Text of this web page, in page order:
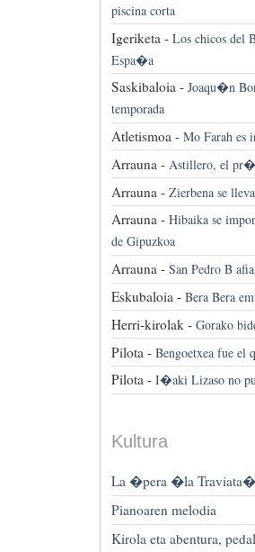
piscina corta
Igeriketa - Los chicos del
Espa�a
Saskibaloia - Joaqu�n
temporada
Atletismoa - Mo Farah es
Arrauna - Astillero, el
Arrauna - Zierbena se
Arrauna - Hibaika se
de Gipuzkoa
Arrauna - San Pedro B
Eskubaloia - Bera Bera
Herri-kirolak - Gorako
Pilota - Bengoetxea fue el
Pilota - I�aki Lizaso no
Kultura
La �pera �la Traviata�
Pianoaren melodia
Kirola eta abentura,